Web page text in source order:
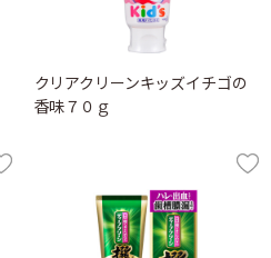
クリアクリーンキッズイチゴの
香味７０ｇ